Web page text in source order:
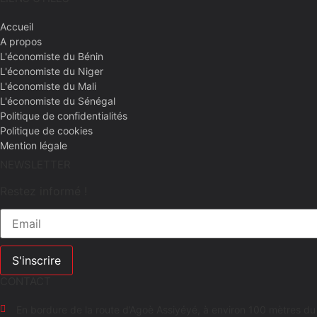
Accueil
A propos
L'économiste du Bénin
L'économiste du Niger
L'économiste du Mali
L'économiste du Sénégal
Politique de confidentialités
Politique de cookies
Mention légale
S'inscrire